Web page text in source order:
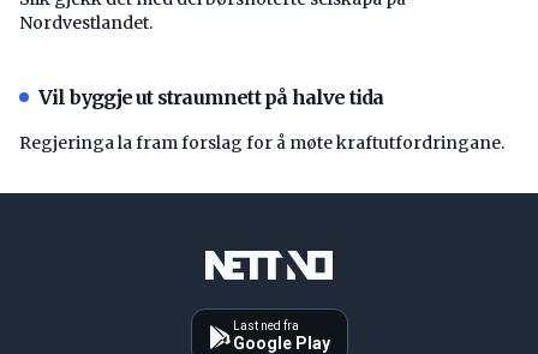
Nordvestlandet.
Vil byggje ut straumnett på halve tida
Regjeringa la fram forslag for å møte kraftutfordringane.
Last ned fra
Google Play